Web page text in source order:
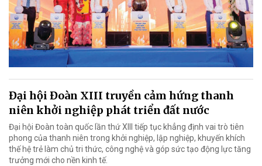
Đại hội Đoàn XIII truyền cảm hứng thanh
niên khởi nghiệp phát triển đất nước
Đại hội Đoàn toàn quốc lần thứ XIII tiếp tục khẳng định vai trò tiên
phong của thanh niên trong khởi nghiệp, lập nghiệp, khuyến khích
thế hệ trẻ làm chủ tri thức, công nghệ và góp sức tạo động lực tăng
trưởng mới cho nền kinh tế.